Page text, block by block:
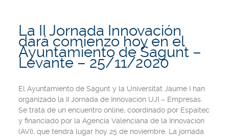
La II Jornada Innovación
dará comienzo hoy en el
Ayuntamiento de Sagunt –
Levante – 25/11/2020
El Ayuntamiento de Sagunt y la Universitat Jaume I han
organizado la II Jornada de Innovación UJI – Empresas.
Se trata de un encuentro online, coordinado por Espaitec
y financiado por la Agencia Valenciana de la Innovación
(AVI), que tendrá lugar hoy 25 de noviembre. La jornada